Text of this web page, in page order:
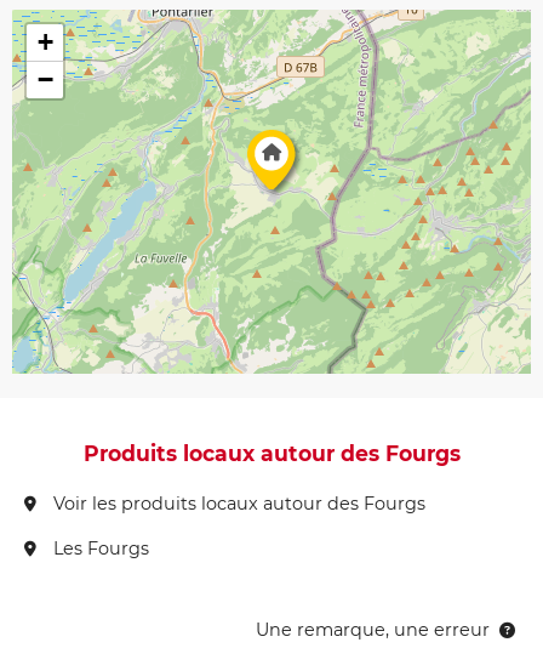
+
−
Produits locaux autour des Fourgs
Voir les produits locaux autour des Fourgs
Les Fourgs
Une remarque, une erreur